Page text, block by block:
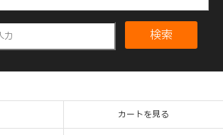
検索
カートを見る